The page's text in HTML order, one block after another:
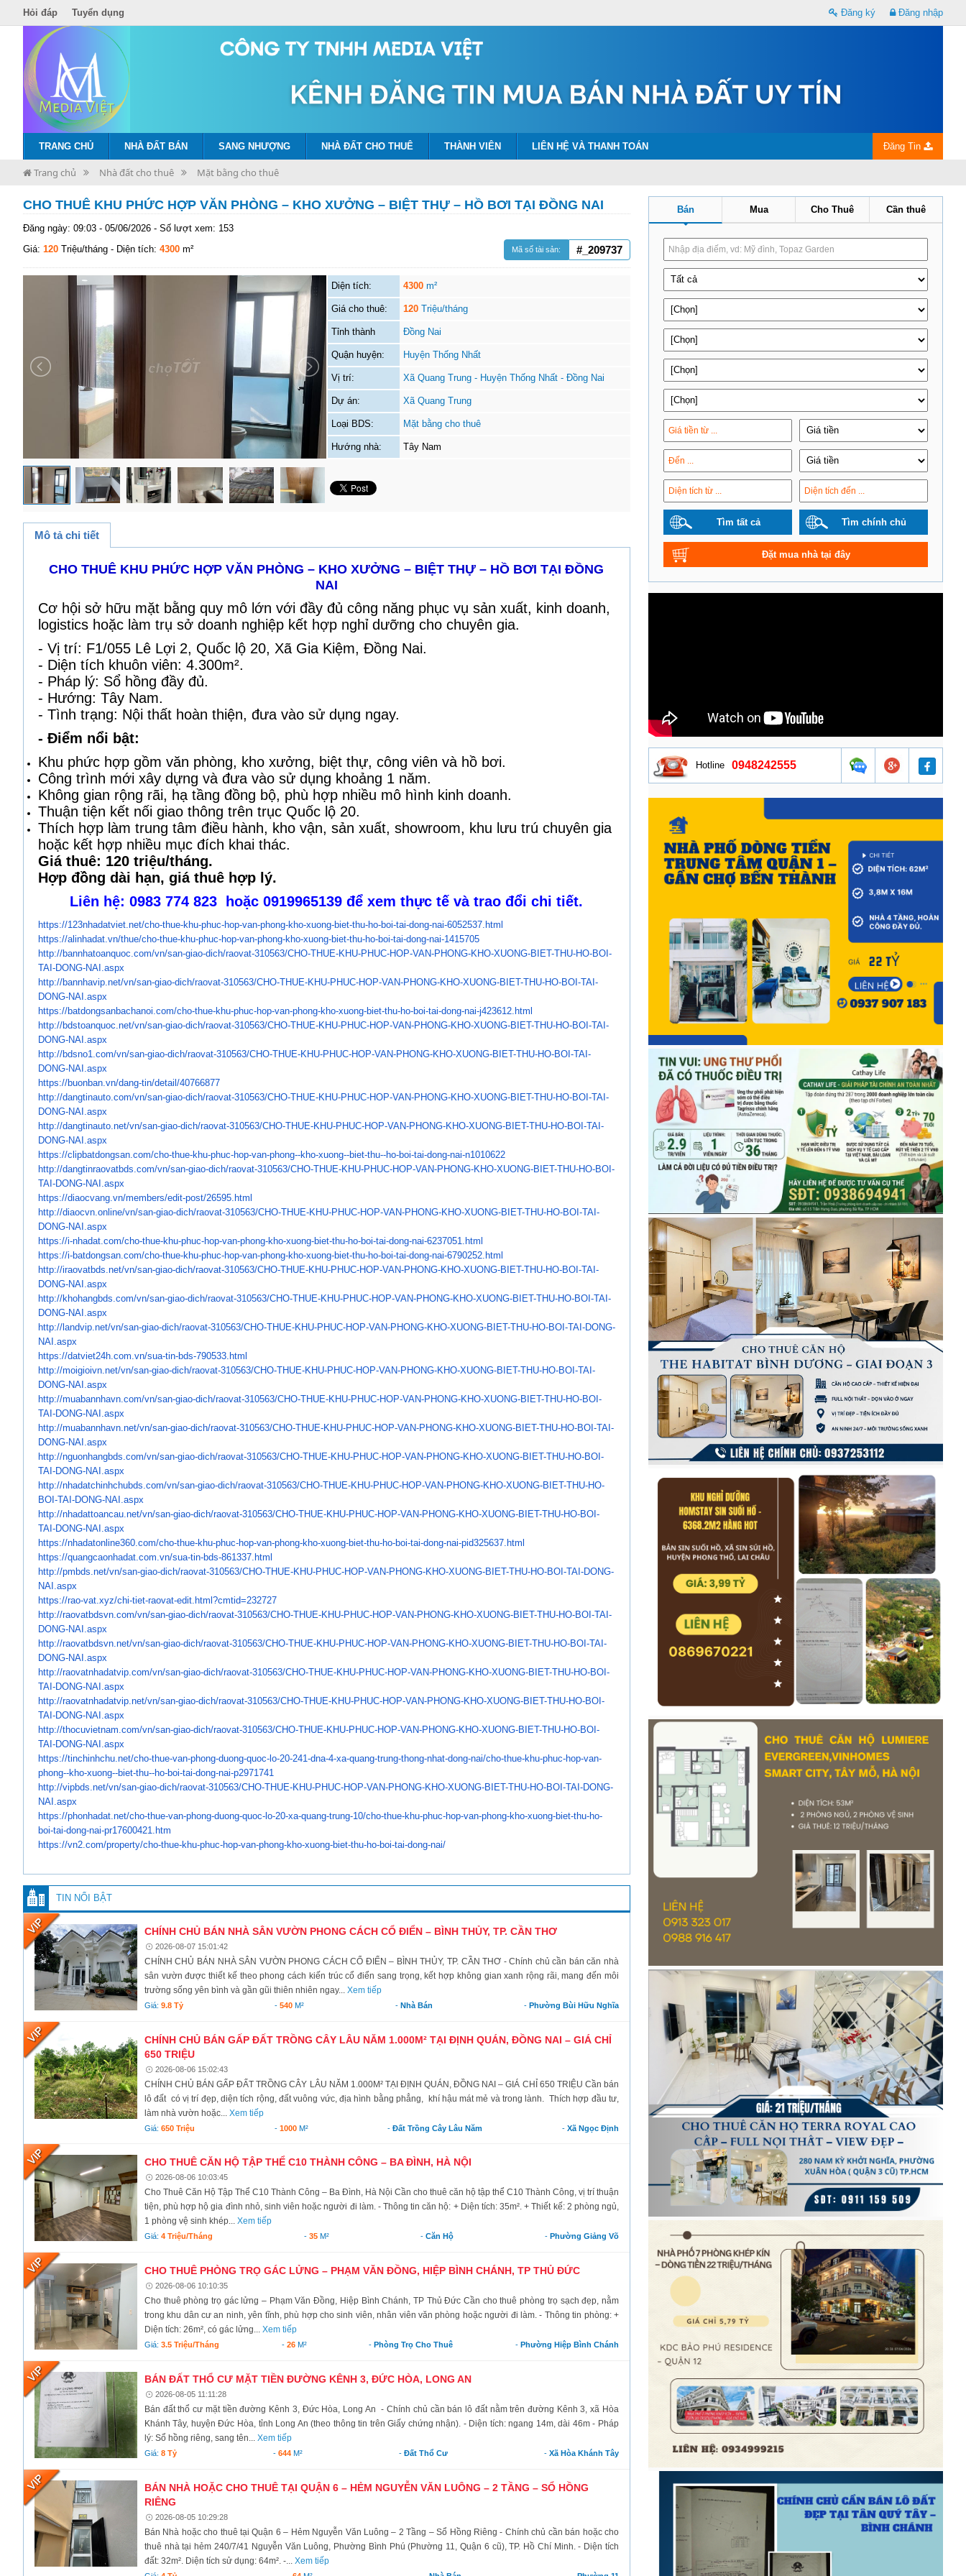
Hỏi đáp Tuyển dụng Đăng ký Đăng nhập
TRANG CHỦ NHÀ ĐẤT BÁN SANG NHƯỢNG NHÀ ĐẤT CHO THUÊ THÀNH VIÊN LIÊN HỆ VÀ THANH TOÁN Đăng Tin
Trang chủ Nhà đất cho thuê Mặt bằng cho thuê
Bán Mua Cho Thuê Cần thuê
Tìm tất cả Tìm chính chủ
Đặt mua nhà tại đây
Hotline 0948242555
CHO THUÊ KHU PHỨC HỢP VĂN PHÒNG – KHO XƯỞNG – BIỆT THỰ – HỒ BƠI TẠI ĐỒNG NAI
Đăng ngày: 09:03 - 05/06/2026 - Số lượt xem: 153
Giá: 120 Triệu/tháng - Diện tích: 4300 m² Mã số tài sản: #_209737
Diện tích: 4300 m²
Giá cho thuê: 120 Triệu/tháng
Tỉnh thành Đồng Nai
Quận huyện: Huyện Thống Nhất
Vị trí: Xã Quang Trung - Huyện Thống Nhất - Đồng Nai
Dự án: Xã Quang Trung
Loại BDS: Mặt bằng cho thuê
Hướng nhà: Tây Nam
Mô tả chi tiết
CHO THUÊ KHU PHỨC HỢP VĂN PHÒNG – KHO XƯỞNG – BIỆT THỰ – HỒ BƠI TẠI ĐỒNG
NAI
Cơ hội sở hữu mặt bằng quy mô lớn với đầy đủ công năng phục vụ sản xuất, kinh doanh,
logistics hoặc làm trụ sở doanh nghiệp kết hợp nghỉ dưỡng cho chuyên gia.
- Vị trí: F1/055 Lê Lợi 2, Quốc lộ 20, Xã Gia Kiệm, Đồng Nai.
- Diện tích khuôn viên: 4.300m².
- Pháp lý: Sổ hồng đầy đủ.
- Hướng: Tây Nam.
- Tình trạng: Nội thất hoàn thiện, đưa vào sử dụng ngay.
- Điểm nổi bật:
Khu phức hợp gồm văn phòng, kho xưởng, biệt thự, công viên và hồ bơi.
Công trình mới xây dựng và đưa vào sử dụng khoảng 1 năm.
Không gian rộng rãi, hạ tầng đồng bộ, phù hợp nhiều mô hình kinh doanh.
Thuận tiện kết nối giao thông trên trục Quốc lộ 20.
Thích hợp làm trung tâm điều hành, kho vận, sản xuất, showroom, khu lưu trú chuyên gia
hoặc kết hợp nhiều mục đích khai thác.
Giá thuê: 120 triệu/tháng.
Hợp đồng dài hạn, giá thuê hợp lý.
Liên hệ: 0983 774 823 hoặc 0919965139để xem thực tế và trao đổi chi tiết.
https://123nhadatviet.net/cho-thue-khu-phuc-hop-van-phong-kho-xuong-biet-thu-ho-boi-tai-dong-nai-6052537.html
https://alinhadat.vn/thue/cho-thue-khu-phuc-hop-van-phong-kho-xuong-biet-thu-ho-boi-tai-dong-nai-1415705
http://bannhatoanquoc.com/vn/san-giao-dich/raovat-310563/CHO-THUE-KHU-PHUC-HOP-VAN-PHONG-KHO-XUONG-BIET-THU-HO-BOI-
TAI-DONG-NAI.aspx
http://bannhavip.net/vn/san-giao-dich/raovat-310563/CHO-THUE-KHU-PHUC-HOP-VAN-PHONG-KHO-XUONG-BIET-THU-HO-BOI-TAI-
DONG-NAI.aspx
https://batdongsanbachanoi. com/cho-thue-khu-phuc-hop-van-phong-kho-xuong-biet-thu-ho-boi-tai-dong-nai-j423612.html
http://bdstoanquoc.net/vn/san-giao-dich/raovat-310563/CHO-THUE-KHU-PHUC-HOP-VAN-PHONG-KHO-XUONG-BIET-THU-HO-BOI-TAI-
DONG-NAI.aspx
http://bdsno1.com/vn/san-giao-dich/raovat-310563/CHO-THUE-KHU-PHUC-HOP-VAN-PHONG-KHO-XUONG-BIET-THU-HO-BOI-TAI-
DONG-NAI.aspx
https://buonban.vn/dang-tin/detail/40766877
http://dangtinauto.com/vn/san-giao-dich/raovat-310563/CHO-THUE-KHU-PHUC-HOP-VAN-PHONG-KHO-XUONG-BIET-THU-HO-BOI-TAI-
DONG-NAI.aspx
http://dangtinauto.net/vn/san-giao-dich/raovat-310563/CHO-THUE-KHU-PHUC-HOP-VAN-PHONG-KHO-XUONG-BIET-THU-HO-BOI-TAI-
DONG-NAI.aspx
https://clipbatdongsan.com/cho-thue-khu-phuc-hop-van-phong--kho-xuong--biet-thu--ho-boi-tai-dong-nai-n1010622
http://dangtinraovatbds.com/vn/san-giao-dich/raovat-310563/CHO-THUE-KHU-PHUC-HOP-VAN-PHONG-KHO-XUONG-BIET-THU-HO-BOI-
TAI-DONG-NAI.aspx
https://diaocvang.vn/members/edit-post/26595.html
http://diaocvn.online/vn/san-giao-dich/raovat-310563/CHO-THUE-KHU-PHUC-HOP-VAN-PHONG-KHO-XUONG-BIET-THU-HO-BOI-TAI-
DONG-NAI.aspx
https://i-nhadat.com/cho-thue-khu-phuc-hop-van-phong-kho-xuong-biet-thu-ho-boi-tai-dong-nai-6237051.html
https://i-batdongsan.com/cho-thue-khu-phuc-hop-van-phong-kho-xuong-biet-thu-ho-boi-tai-dong-nai-6790252.html
http://iraovatbds.net/vn/san-giao-dich/raovat-310563/CHO-THUE-KHU-PHUC-HOP-VAN-PHONG-KHO-XUONG-BIET-THU-HO-BOI-TAI-
DONG-NAI.aspx
http://khohangbds.com/vn/san-giao-dich/raovat-310563/CHO-THUE-KHU-PHUC-HOP-VAN-PHONG-KHO-XUONG-BIET-THU-HO-BOI-TAI-
DONG-NAI.aspx
http://landvip.net/vn/san-giao-dich/raovat-310563/CHO-THUE-KHU-PHUC-HOP-VAN-PHONG-KHO-XUONG-BIET-THU-HO-BOI-TAI-DONG-
NAI.aspx
https://datviet24h.com.vn/sua-tin-bds-790533.html
http://moigioivn.net/vn/san-giao-dich/raovat-310563/CHO-THUE-KHU-PHUC-HOP-VAN-PHONG-KHO-XUONG-BIET-THU-HO-BOI-TAI-
DONG-NAI.aspx
http://muabannhavn.com/vn/san-giao-dich/raovat-310563/CHO-THUE-KHU-PHUC-HOP-VAN-PHONG-KHO-XUONG-BIET-THU-HO-BOI-
TAI-DONG-NAI.aspx
http://muabannhavn.net/vn/san-giao-dich/raovat-310563/CHO-THUE-KHU-PHUC-HOP-VAN-PHONG-KHO-XUONG-BIET-THU-HO-BOI-TAI-
DONG-NAI.aspx
http://nguonhangbds.com/vn/san-giao-dich/raovat-310563/CHO-THUE-KHU-PHUC-HOP-VAN-PHONG-KHO-XUONG-BIET-THU-HO-BOI-
TAI-DONG-NAI.aspx
http://nhadatchinhchubds.com/vn/san-giao-dich/raovat-310563/CHO-THUE-KHU-PHUC-HOP-VAN-PHONG-KHO-XUONG-BIET-THU-HO-
BOI-TAI-DONG-NAI.aspx
http://nhadattoancau.net/vn/san-giao-dich/raovat-310563/CHO-THUE-KHU-PHUC-HOP-VAN-PHONG-KHO-XUONG-BIET-THU-HO-BOI-
TAI-DONG-NAI.aspx
https://nhadatonline360.com/cho-thue-khu-phuc-hop-van-phong-kho-xuong-biet-thu-ho-boi-tai-dong-nai-pid325637. html
https://quangcaonhadat.com.vn/sua-tin-bds-861337.html
http://pmbds.net/vn/san-giao-dich/raovat-310563/CHO-THUE-KHU-PHUC-HOP-VAN-PHONG-KHO-XUONG-BIET-THU-HO-BOI-TAI-DONG-
NAI.aspx
https://rao-vat.xyz/chi-tiet-raovat-edit.html?cmtid=232727
http://raovatbdsvn.com/vn/san-giao-dich/raovat-310563/CHO-THUE-KHU-PHUC-HOP-VAN-PHONG-KHO-XUONG-BIET-THU-HO-BOI-TAI-
DONG-NAI.aspx
http://raovatbdsvn.net/vn/san-giao-dich/raovat-310563/CHO-THUE-KHU-PHUC-HOP-VAN-PHONG-KHO-XUONG-BIET-THU-HO-BOI-TAI-
DONG-NAI.aspx
http://raovatnhadatvip.com/vn/san-giao-dich/raovat-310563/CHO-THUE-KHU-PHUC-HOP-VAN-PHONG-KHO-XUONG-BIET-THU-HO-BOI-
TAI-DONG-NAI.aspx
http://raovatnhadatvip.net/vn/san-giao-dich/raovat-310563/CHO-THUE-KHU-PHUC-HOP-VAN-PHONG-KHO-XUONG-BIET-THU-HO-BOI-
TAI-DONG-NAI.aspx
http://thocuvietnam.com/vn/san-giao-dich/raovat-310563/CHO-THUE-KHU-PHUC-HOP-VAN-PHONG-KHO-XUONG-BIET-THU-HO-BOI-
TAI-DONG-NAI.aspx
https://tinchinhchu.net/cho-thue-van-phong-duong-quoc-lo-20-241-dna-4-xa-quang-trung-thong-nhat-dong-nai/cho-thue-khu-phuc-hop-van-
phong--kho-xuong--biet-thu--ho-boi-tai-dong-nai-p2971741
http://vipbds.net/vn/san-giao-dich/raovat-310563/CHO-THUE-KHU-PHUC-HOP-VAN-PHONG-KHO-XUONG-BIET-THU-HO-BOI-TAI-DONG-
NAI.aspx
https://phonhadat.net/cho-thue-van-phong-duong-quoc-lo-20-xa-quang-trung-10/cho-thue-khu-phuc-hop-van-phong-kho-xuong-biet-thu-ho-
boi-tai-dong-nai-pr17600421.htm
https://vn2.com/property/cho-thue-khu-phuc-hop-van-phong-kho-xuong-biet-thu-ho-boi-tai-dong-nai/
TIN NỔI BẬT
CHÍNH CHỦ BÁN NHÀ SÂN VƯỜN PHONG CÁCH CỔ ĐIỂN – BÌNH THỦY, TP. CẦN THƠ
2026-08-07 15:01:42
CHÍNH CHỦ BÁN NHÀ SÂN VƯỜN PHONG CÁCH CỔ ĐIỂN – BÌNH THỦY, TP. CẦN THƠ - Chính chủ cần bán căn nhà
sân vườn được thiết kế theo phong cách kiến trúc cổ điển sang trọng, kết hợp không gian xanh rộng rãi, mang đến môi
trường sống yên bình và gần gũi thiên nhiên ngay... Xem tiếp
Giá: 9.8 Tỷ - 540M² - Nhà Bán - Phường Bùi Hữu Nghĩa
CHÍNH CHỦ BÁN GẤP ĐẤT TRỒNG CÂY LÂU NĂM 1.000M² TẠI ĐỊNH QUÁN, ĐỒNG NAI – GIÁ CHỈ
650 TRIỆU
2026-08-06 15:02:43
CHÍNH CHỦ BÁN GẤP ĐẤT TRỒNG CÂY LÂU NĂM 1.000M² TẠI ĐỊNH QUÁN, ĐỒNG NAI – GIÁ CHỈ 650 TRIỆU Cần bán
lô đất có vị trí đẹp, diện tích rộng, đất vuông vức, địa hình bằng phẳng, khí hậu mát mẻ và trong lành. Thích hợp đầu tư,
làm nhà vườn hoặc... Xem tiếp
Giá: 650 Triệu - 1000M² -Đất Trồng Cây Lâu Năm - Xã Ngọc Định
CHO THUÊ CĂN HỘ TẬP THỂ C10 THÀNH CÔNG – BA ĐÌNH, HÀ NỘI
2026-08-06 10:03:45
Cho Thuê Căn Hộ Tập Thể C10 Thành Công – Ba Đình, Hà Nội Cần cho thuê căn hộ tập thể C10 Thành Công, vị trí thuận
tiện, phù hợp hộ gia đình nhỏ, sinh viên hoặc người đi làm. - Thông tin căn hộ: + Diện tích: 35m². + Thiết kế: 2 phòng ngủ,
1 phòng vệ sinh khép... Xem tiếp
Giá: 4 Triệu/tháng - 35M² - Căn Hộ - Phường Giảng Võ
CHO THUÊ PHÒNG TRỌ GÁC LỬNG – PHẠM VĂN ĐỒNG, HIỆP BÌNH CHÁNH, TP THỦ ĐỨC
2026-08-06 10:10:35
Cho thuê phòng trọ gác lửng – Phạm Văn Đồng, Hiệp Bình Chánh, TP Thủ Đức Cần cho thuê phòng trọ sạch đẹp, nằm
trong khu dân cư an ninh, yên tĩnh, phù hợp cho sinh viên, nhân viên văn phòng hoặc người đi làm. - Thông tin phòng: +
Diện tích: 26m², có gác lửng... Xem tiếp
Giá: 3.5 Triệu/tháng - 26M² -Phòng Trọ Cho Thuê - Phường Hiệp Bình Chánh
BÁN ĐẤT THỔ CƯ MẶT TIỀN ĐƯỜNG KÊNH 3, ĐỨC HÒA, LONG AN
2026-08-05 11:11:28
Bán đất thổ cư mặt tiền đường Kênh 3, Đức Hòa, Long An - Chính chủ cần bán lô đất nằm trên đường Kênh 3, xã Hòa
Khánh Tây, huyện Đức Hòa, tỉnh Long An (theo thông tin trên Giấy chứng nhận). - Diện tích: ngang 14m, dài 46m - Pháp
lý: Sổ hồng riêng, sang tên... Xem tiếp
Giá: 8 Tỷ - 644M² - Đất Thổ Cư - Xã Hòa Khánh Tây
BÁN NHÀ HOẶC CHO THUÊ TẠI QUẬN 6 – HẺM NGUYỄN VĂN LUÔNG – 2 TẦNG – SỔ HỒNG
RIÊNG
2026-08-05 10:29:28
Bán Nhà hoặc cho thuê tại Quận 6 – Hẻm Nguyễn Văn Luông – 2 Tầng – Sổ Hồng Riêng - Chính chủ cần bán hoặc cho
thuê nhà tại hẻm 240/7/41 Nguyễn Văn Luông, Phường Bình Phú (Phường 11, Quận 6 cũ), TP. Hồ Chí Minh. - Diện tích
đất: 32m². Diện tích sử dụng: 64m². -... Xem tiếp